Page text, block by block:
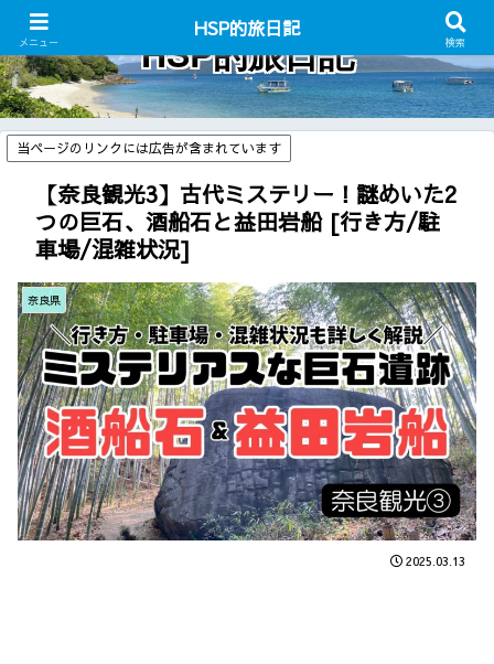
HSP的旅日記
当ページのリンクには広告が含まれています
【奈良観光3】古代ミステリー！謎めいた2
つの巨石、酒船石と益田岩船 [行き方/駐
車場/混雑状況]
奈良県
2025.03.13
メニュー
HSP的旅日記
検索